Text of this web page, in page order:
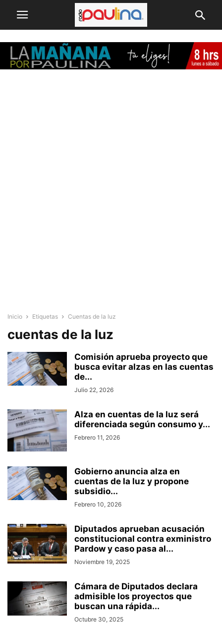
Inicio Etiquetas Cuentas de la luz
cuentas de la luz
Comisión aprueba proyecto que
busca evitar alzas en las cuentas
de...
Julio 22, 2026
Alza en cuentas de la luz será
diferenciada según consumo y...
Febrero 11, 2026
Gobierno anuncia alza en
cuentas de la luz y propone
subsidio...
Febrero 10, 2026
Diputados aprueban acusación
constitucional contra exministro
Pardow y caso pasa al...
Noviembre 19, 2025
Cámara de Diputados declara
admisible los proyectos que
buscan una rápida...
Octubre 30, 2025